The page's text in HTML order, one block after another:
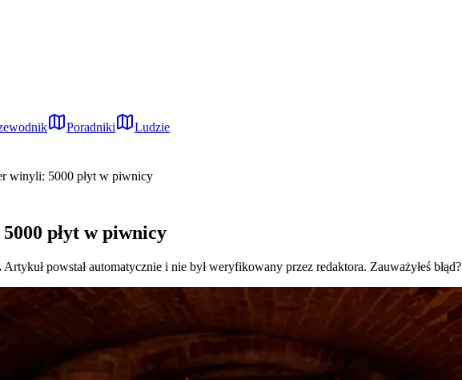
Poradniki
Ludzie
winyli: 5000 płyt w piwnicy
płyt w piwnicy
Artykuł powstał automatycznie i nie był weryfikowany przez redaktora. Zauważyłeś błąd?